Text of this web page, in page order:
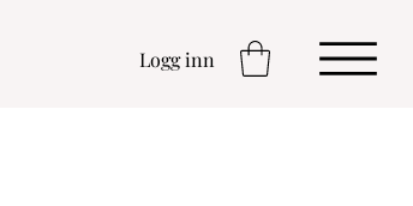
Logg inn